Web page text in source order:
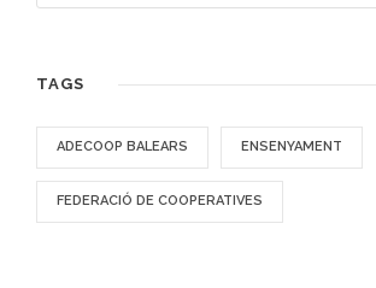
TAGS
ADECOOP BALEARS ENSENYAMENT
FEDERACIÓ DE COOPERATIVES